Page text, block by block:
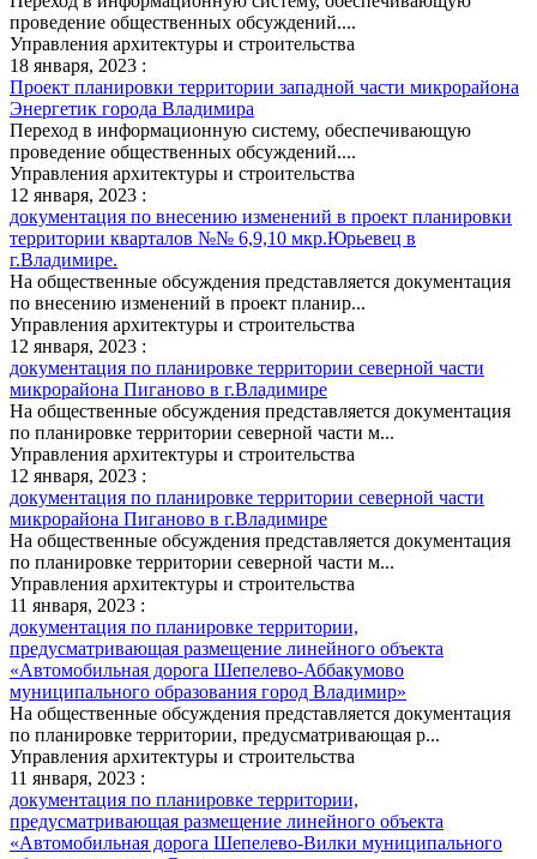
проведение общественных обсуждений....
Управления архитектуры и строительства
18 января, 2023 :
Проект планировки территории западной части микрорайона
Энергетик города Владимира
Переход в информационную систему, обеспечивающую
проведение общественных обсуждений....
Управления архитектуры и строительства
12 января, 2023 :
документация по внесению изменений в проект планировки
территории кварталов №№ 6,9,10 мкр.Юрьевец в
г.Владимире.
На общественные обсуждения представляется документация
по внесению изменений в проект планир...
Управления архитектуры и строительства
12 января, 2023 :
документация по планировке территории северной части
микрорайона Пиганово в г.Владимире
На общественные обсуждения представляется документация
по планировке территории северной части м...
Управления архитектуры и строительства
12 января, 2023 :
документация по планировке территории северной части
микрорайона Пиганово в г.Владимире
На общественные обсуждения представляется документация
по планировке территории северной части м...
Управления архитектуры и строительства
11 января, 2023 :
документация по планировке территории,
предусматривающая размещение линейного объекта
«Автомобильная дорога Шепелево-Аббакумово
муниципального образования город Владимир»
На общественные обсуждения представляется документация
по планировке территории, предусматривающая р...
Управления архитектуры и строительства
11 января, 2023 :
документация по планировке территории,
предусматривающая размещение линейного объекта
«Автомобильная дорога Шепелево-Вилки муниципального